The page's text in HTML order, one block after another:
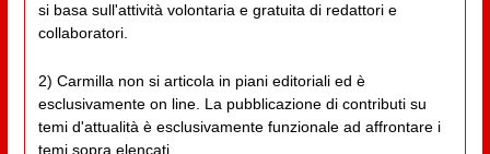
si basa sull'attività volontaria e gratuita di redattori e
collaboratori.
2) Carmilla non si articola in piani editoriali ed è
esclusivamente on line. La pubblicazione di contributi su
temi d'attualità è esclusivamente funzionale ad affrontare i
temi sopra elencati.